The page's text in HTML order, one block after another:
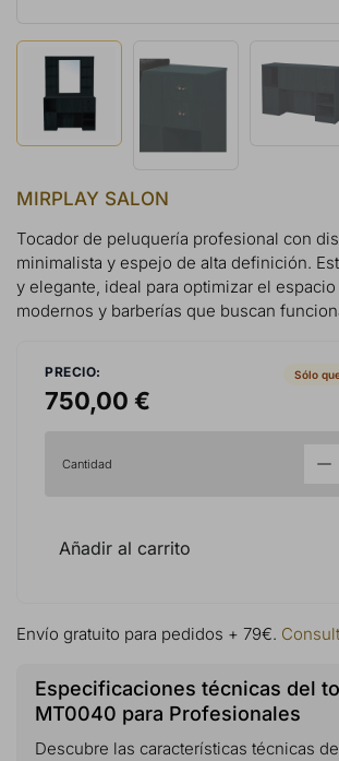
MIRPLAY SALON
Tocador de peluquería profesional con
minimalista y espejo de alta definición.
y elegante, ideal para optimizar el
modernos y barberías que buscan
PRECIO:
750,00 €
Sólo
Cantidad
Añadir al carrito
Envío gratuito para pedidos + 79€.
Especificaciones técnicas del
MT0040 para Profesionales
Descubre las características técnicas